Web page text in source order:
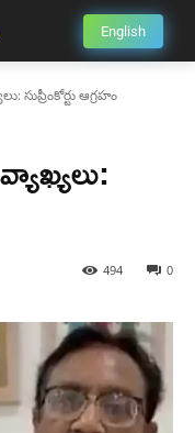
English
ఆగ్రహం
0
494